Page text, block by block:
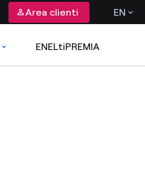
Area clienti EN
ENELtiPREMIA